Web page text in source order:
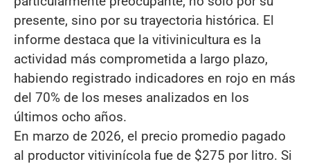
presente, sino por su trayectoria histórica. El
informe destaca que la vitivinicultura es la
actividad más comprometida a largo plazo,
habiendo registrado indicadores en rojo en más
del 70% de los meses analizados en los
últimos ocho años.
En marzo de 2026, el precio promedio pagado
al productor vitivinícola fue de $275 por litro. Si